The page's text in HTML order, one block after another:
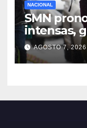
NACIONAL
SMN
intensas,
extremo
agosto
AGOSTO 7, 2026